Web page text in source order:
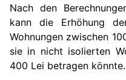
Nach den
kann die Erhöhung
Wohnungen zwischen
sie in nicht isolierten
400 Lei betragen könnte.